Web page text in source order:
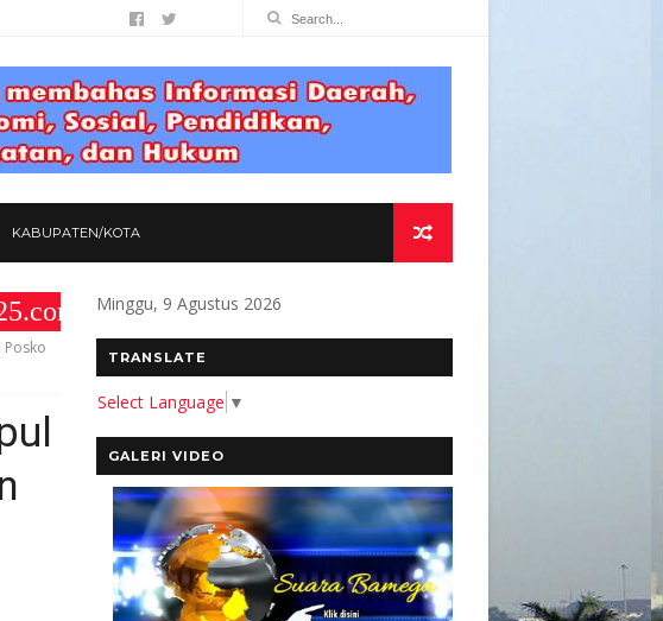
KABUPATEN/KOTA
KOMITMEN KAMI MEMBANGUN MEDIA YANG
Posko
Minggu, 9 Agustus 2026
TRANSLATE
Select Language ▼
GALERI VIDEO